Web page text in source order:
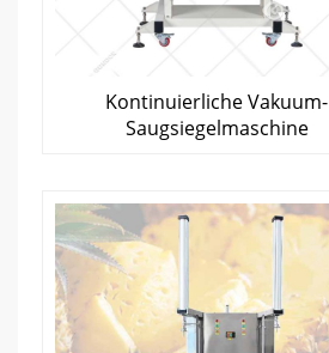
Kontinuierliche Vakuum-
Saugsiegelmaschine